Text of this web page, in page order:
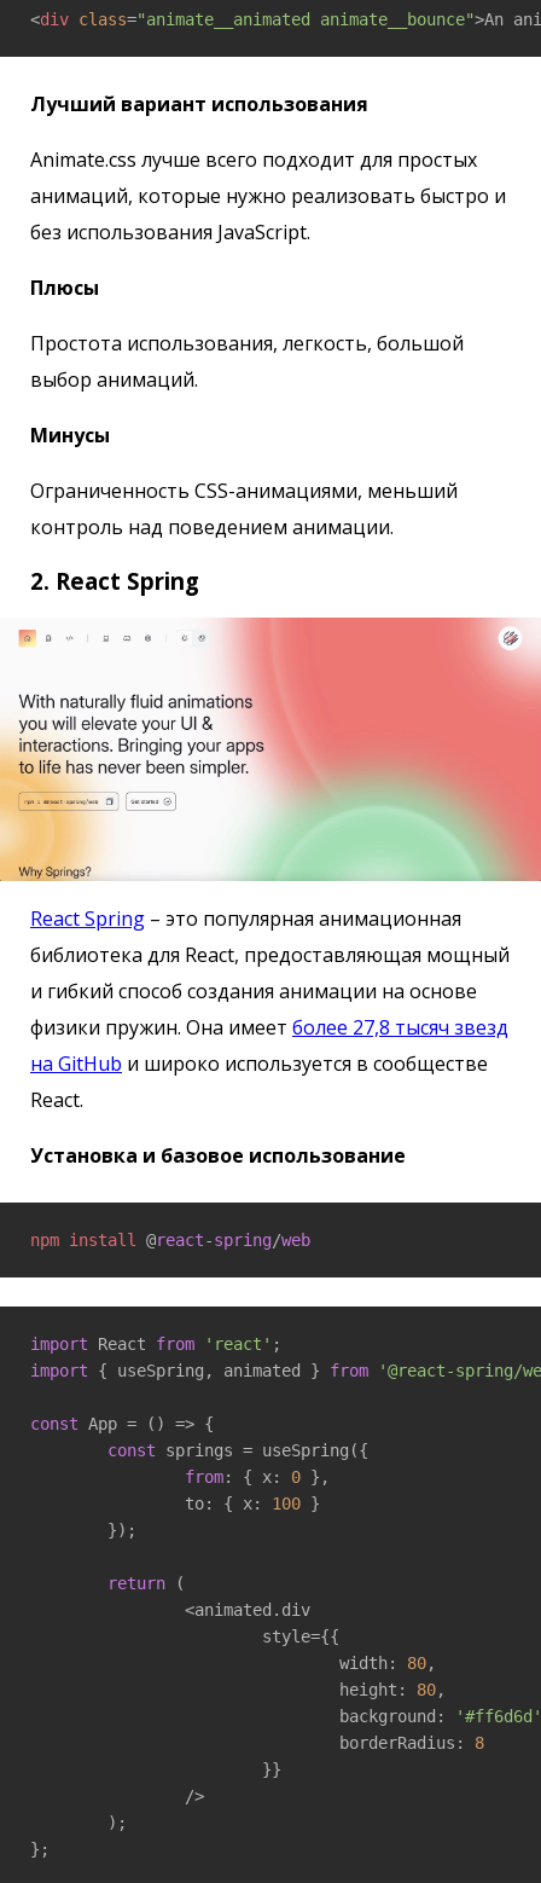
<div class="animate__animated animate__bounce">An
Лучший вариант использования
Animate.css лучше всего подходит для простых
анимаций, которые нужно реализовать быстро и
без использования JavaScript.
Плюсы
Простота использования, легкость, большой
выбор анимаций.
Минусы
Ограниченность CSS-анимациями, меньший
контроль над поведением анимации.
2. React Spring
React Spring – это популярная анимационная
библиотека для React, предоставляющая мощный
и гибкий способ создания анимации на основе
физики пружин. Она имеет более 27,8 тысяч звезд
на GitHub и широко используется в сообществе
React.
Установка и базовое использование
npm install @react-spring/web
import React from 'react'
import { useSpring, animated } from '@react-spring/
const App = () => {
const springs = useSpring({
from: { x: 0 },
		to: { x:
100 }
return (
				width:
80,
				height:
80,
				background:
'#ff6d6d'
				borderRadius:
8
};